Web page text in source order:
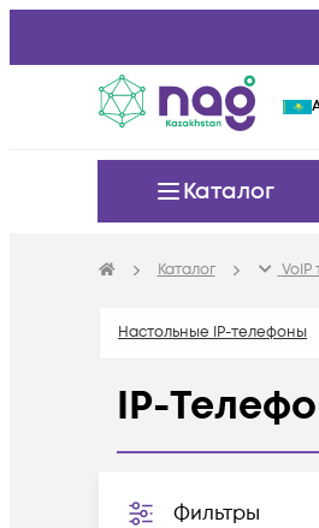
Каталог
Каталог
Настольные IP-телефоны
IP-
Фильтры